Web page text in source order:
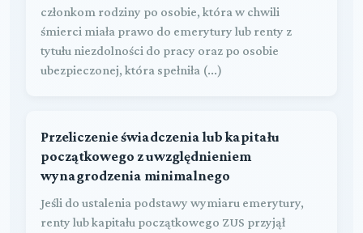
członkom rodziny po osobie, która w chwili
śmierci miała prawo do emerytury lub renty z
tytułu niezdolności do pracy oraz po osobie
ubezpieczonej, która spełniła (...)
Przeliczenie świadczenia lub kapitału
początkowego z uwzględnieniem
wynagrodzenia minimalnego
Jeśli do ustalenia podstawy wymiaru emerytury,
renty lub kapitału początkowego ZUS przyjął